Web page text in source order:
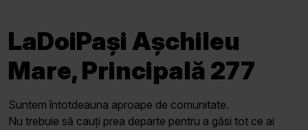
LaDoiPași Așchileu
Mare, Principală 277
Suntem întotdeauna aproape de comunitate.
Nu trebuie să cauți prea departe pentru a găsi tot ce ai